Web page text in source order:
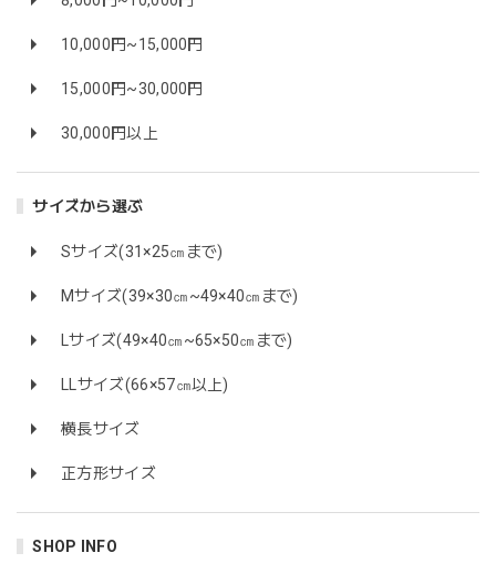
10,000円~15,000円
15,000円~30,000円
30,000円以上
サイズから選ぶ
Sサイズ(31×25㎝まで)
Mサイズ(39×30㎝~49×40㎝まで)
Lサイズ(49×40㎝~65×50㎝まで)
LLサイズ(66×57㎝以上)
横長サイズ
正方形サイズ
SHOP INFO